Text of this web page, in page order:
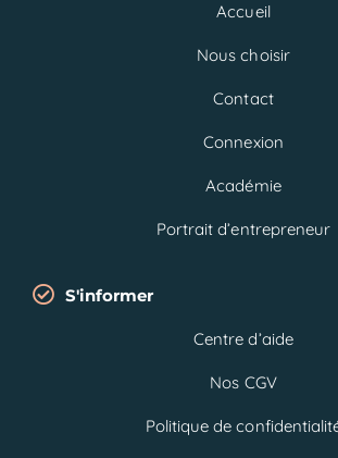
Accueil
Nous choisir
Contact
Connexion
Académie
Portrait d’entrepreneur
S'informer
Centre d’aide
Nos CGV
Politique de